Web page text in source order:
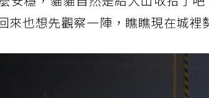
來也想先觀察一陣，瞧瞧現在城裡